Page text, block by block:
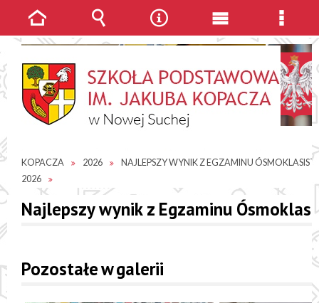
KOPACZA
2026
NAJLEPSZY WYNIK Z EGZAMINU
2026
Najlepszy wynik z Egzaminu
Pozostałe w galerii
Strona
główna
Wyszukiwarka
NarzędziaMenu
Menu